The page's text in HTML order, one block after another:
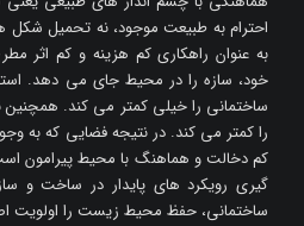
احترام به طبیعت موجود، نه تحمیل شکل
به عنوان راهکاری کم هزینه و کم اثر
خود، سازه را در محیط جای می دهد.
ساختمانی را خیلی کمتر می کند. همچنین
را کمتر می کند. در نتیجه فضایی که به
گیری رویکرد های پایدار در ساخت و
ساختمانی، حفظ محیط زیست را اولویت